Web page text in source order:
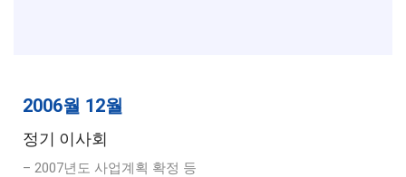
2006월 12월
정기 이사회
– 2007년도 사업계획 확정 등